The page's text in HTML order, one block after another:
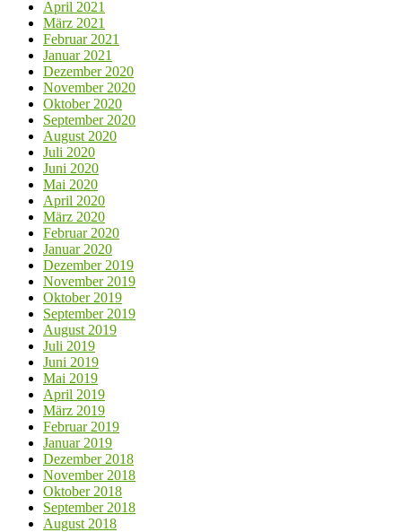
April 2021
März 2021
Februar 2021
Januar 2021
Dezember 2020
November 2020
Oktober 2020
September 2020
August 2020
Juli 2020
Juni 2020
Mai 2020
April 2020
März 2020
Februar 2020
Januar 2020
Dezember 2019
November 2019
Oktober 2019
September 2019
August 2019
Juli 2019
Juni 2019
Mai 2019
April 2019
März 2019
Februar 2019
Januar 2019
Dezember 2018
November 2018
Oktober 2018
September 2018
August 2018